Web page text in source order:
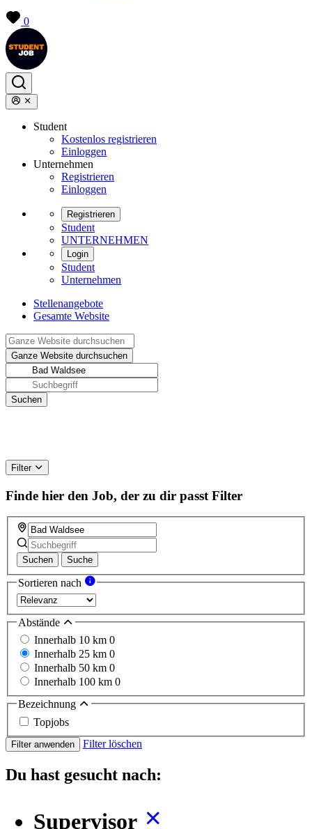
0
Student
Kostenlos registrieren
Einloggen
Unternehmen
Registrieren
Einloggen
Registrieren
Student
UNTERNEHMEN
Login
Student
Unternehmen
Stellenangebote
Gesamte Website
Filter
Finde hier den Job, der zu dir passt Filter
Suchen Suche
Sortieren nach
Abstände
Innerhalb 10 km 0
Innerhalb 25 km 0
Innerhalb 50 km 0
Innerhalb 100 km 0
Bezeichnung
Topjobs
Filter anwenden Filter löschen
Du hast gesucht nach:
Supervisor